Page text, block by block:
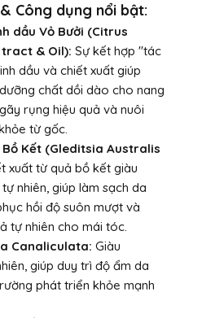
Công dụng nổi bật:
dầu Vỏ Bưởi (Citrus
& Oil): Sự kết hợp "tác
dầu và chiết xuất giúp
chất dồi dào cho nang
rụng hiệu quả và nuôi
từ gốc.
Kết (Gleditsia Australis
xuất từ quả bồ kết giàu
nhiên, giúp làm sạch da
hồi độ suôn mượt và
tự nhiên cho mái tóc.
Canaliculata: Giàu
giúp duy trì độ ẩm da
phát triển khỏe mạnh